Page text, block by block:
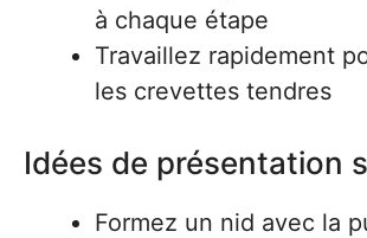
à chaque étape
Travaillez rapidement
les crevettes tendres
Idées de présentation
Formez un nid avec la